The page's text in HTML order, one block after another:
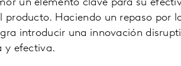
un elemento clave para su
Haciendo un repaso por
introducir una innovación
y efectiva.